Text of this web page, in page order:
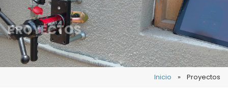
PROYECTOS
Inicio » Proyectos